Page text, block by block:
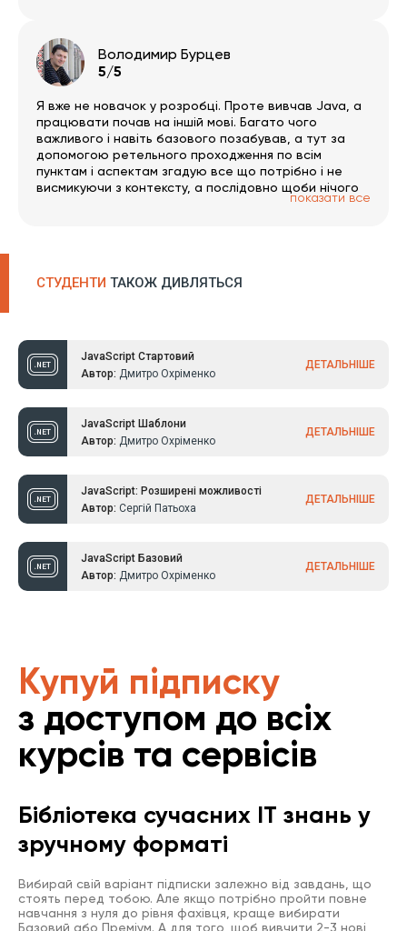
Володимир Бурцев
5/5
Я вже не новачок у розробці. Проте вивчав Java, а
працювати почав на іншій мові. Багато чого
важливого і навіть базового позабував, а тут за
допомогою ретельного проходження по всім
пунктам і аспектам згадую все що потрібно і не
висмикуючи з контексту, а послідовно щоби нічого
не пропустити. Тут дуже багато окремих гілок за
показати все
СТУДЕНТИ ТАКОЖ ДИВЛЯТЬСЯ
JavaScript Стартовий
Автор: Дмитро Охріменко
ДЕТАЛЬНІШЕ
JavaScript Шаблони
Автор: Дмитро Охріменко
ДЕТАЛЬНІШЕ
JavaScript: Розширені можливості
Автор: Сергій Патьоха
ДЕТАЛЬНІШЕ
JavaScript Базовий
Автор: Дмитро Охріменко
ДЕТАЛЬНІШЕ
Купуй підписку
з доступом до всіх
курсів та сервісів
Бібліотека сучасних IT знань у
зручному форматі
Вибирай свій варіант підписки залежно від завдань, що
стоять перед тобою. Але якщо потрібно пройти повне
навчання з нуля до рівня фахівця, краще вибирати
Базовий або Преміум. А для того, щоб вивчити 2-3 нові